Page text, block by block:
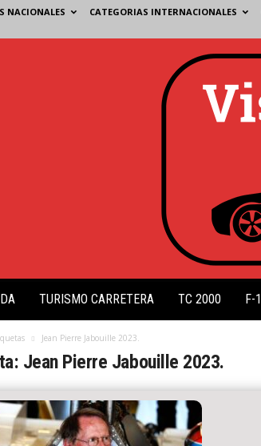
NACIONALES CATEGORIAS INTERNACIONALES
TURISMO CARRETERA TC 2000 F-1
Jean Pierre Jabouille 2023.
Jean Pierre Jabouille 2023.